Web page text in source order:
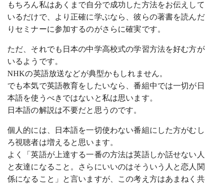
もちろん私はあくまで自分で成功した方法をお伝えして
いるだけで、より正確に学ぶなら、彼らの著書を読んだ
りセミナーに参加するのがさらに確実です。
ただ、それでも日本の中学高校式の学習方法を好む方が
いるようです。
NHKの英語放送などが典型かもしれません。
でも本気で英語教育をしたいなら、番組中では一切が日
本語を使うべきではないと私は思います。
日本語の解説は不要だと思うのです。
個人的には、日本語を一切使わない番組にした方がむし
ろ視聴者は増えると思います。
よく「英語が上達する一番の方法は英語しか話せない人
と友達になること。さらにいいのはそういう人と恋人関
係になること」と言いますが、この考え方はあまねく共